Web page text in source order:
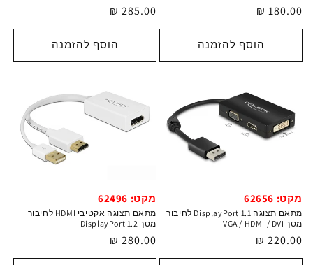
מחיר
רגיל
180.00 ₪
הוסף להזמנה
מחיר
רגיל
285.00 ₪
הוסף להזמנה
מקט: 62656
מתאם תצוגה DisplayPort 1.1 לחיבור
מסך VGA / HDMI / DVI
מחיר
רגיל
220.00 ₪
מקט: 62496
מתאם תצוגה אקטיבי HDMI לחיבור
מסך DisplayPort 1.2
מחיר
רגיל
280.00 ₪